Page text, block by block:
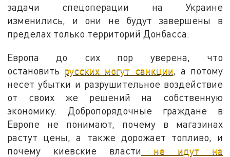
задачи спецоперации на Украине
изменились, и они не будут завершены в
пределах только территорий Донбасса.
Европа до сих пор уверена, что
остановить русских могут санкции , а потому
несет убытки и разрушительное воздействие
от своих же решений на собственную
экономику. Добропорядочные граждане в
Европе не понимают, почему в магазинах
растут цены, а также дорожает топливо, и
почему киевские власти не идут на